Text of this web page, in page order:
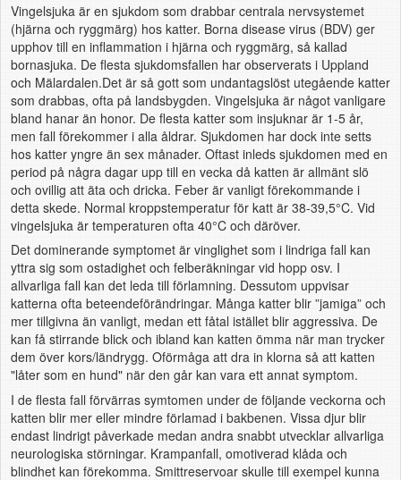
Vingelsjuka är en sjukdom som drabbar centrala nervsystemet
(hjärna och ryggmärg) hos katter. Borna disease virus (BDV) ger
upphov till en inflammation i hjärna och ryggmärg, så kallad
bornasjuka. De flesta sjukdomsfallen har observerats i Uppland
och Mälardalen.Det är så gott som undantagslöst utegående katter
som drabbas, ofta på landsbygden. Vingelsjuka är något vanligare
bland hanar än honor. De flesta katter som insjuknar är 1-5 år,
men fall förekommer i alla åldrar. Sjukdomen har dock inte setts
hos katter yngre än sex månader. Oftast inleds sjukdomen med en
period på några dagar upp till en vecka då katten är allmänt slö
och ovillig att äta och dricka. Feber är vanligt förekommande i
detta skede. Normal kroppstemperatur för katt är 38-39,5°C. Vid
vingelsjuka är temperaturen ofta 40°C och däröver.
Det dominerande symptomet är vinglighet som i lindriga fall kan
yttra sig som ostadighet och felberäkningar vid hopp osv. I
allvarliga fall kan det leda till förlamning. Dessutom uppvisar
katterna ofta beteendeförändringar. Många katter blir ”jamiga” och
mer tillgivna än vanligt, medan ett fåtal istället blir aggressiva. De
kan få stirrande blick och ibland kan katten ömma när man trycker
dem över kors/ländrygg. Oförmåga att dra in klorna så att katten
"låter som en hund" när den går kan vara ett annat symptom.
I de flesta fall förvärras symtomen under de följande veckorna och
katten blir mer eller mindre förlamad i bakbenen. Vissa djur blir
endast lindrigt påverkade medan andra snabbt utvecklar allvarliga
neurologiska störningar. Krampanfall, omotiverad klåda och
blindhet kan förekomma. Smittreservoar skulle till exempel kunna